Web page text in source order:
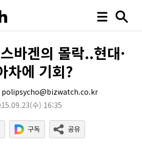
바겐의 몰락..현대·
차에 기회?
polipsycho@bizwatch.co.kr
(수) 16:35